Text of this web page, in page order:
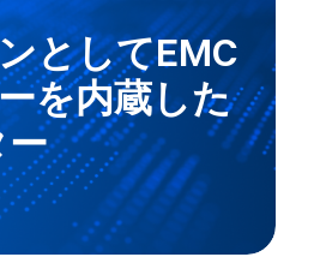
としてEMC
を内蔵した
ー